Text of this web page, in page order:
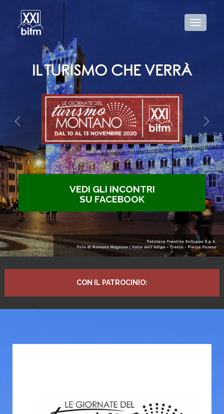
IL TURISMO CHE VERRÀ
VEDI GLI INCONTRI
SU FACEBOOK
CON IL PATROCINIO: